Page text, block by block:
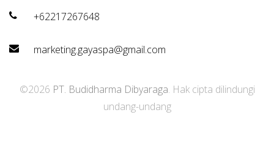
+62217267648
marketing.gayaspa@gmail.com
©2026 PT. Budidharma Dibyaraga. Hak cipta dilindungi
undang-undang